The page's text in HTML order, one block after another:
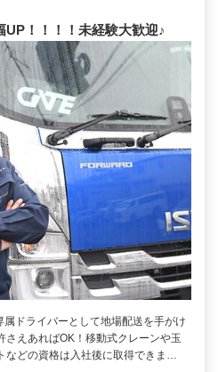
！！！！未経験大歓迎♪
ドライバーとして地場配送を手がけ
さえあればOK！移動式クレーンや玉
などの資格は入社後に取得できま…